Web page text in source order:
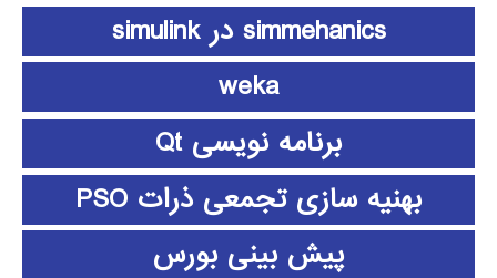
simmehanics در simulink
weka
برنامه نویسی Qt
بهنیه سازی تجمعی ذرات PSO
پیش بینی بورس